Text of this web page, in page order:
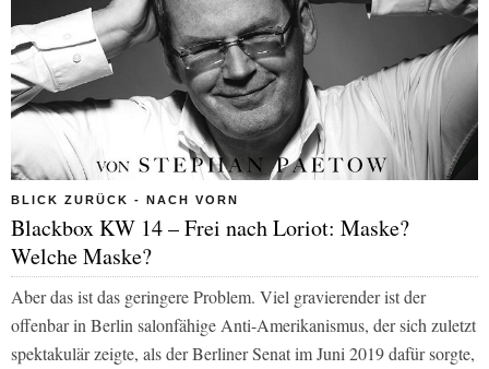
BLICK ZURÜCK - NACH VORN
Blackbox KW 14 – Frei nach Loriot: Maske?
Welche Maske?
Aber das ist das geringere Problem. Viel gravierender ist der
offenbar in Berlin salonfähige Anti-Amerikanismus, der sich zuletzt
spektakulär zeigte, als der Berliner Senat im Juni 2019 dafür sorgte,